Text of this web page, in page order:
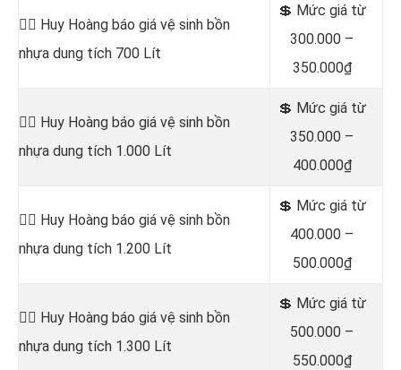
👷‍♂️ Huy Hoàng báo giá vệ sinh bồn
nhựa dung tích 700 Lít
💲 Mức giá từ
300.000 –
350.000₫
👷‍♂️ Huy Hoàng báo giá vệ sinh bồn
nhựa dung tích 1.000 Lít
💲 Mức giá từ
350.000 –
400.000₫
👷‍♂️ Huy Hoàng báo giá vệ sinh bồn
nhựa dung tích 1.200 Lít
💲 Mức giá từ
400.000 –
500.000₫
👷‍♂️ Huy Hoàng báo giá vệ sinh bồn
nhựa dung tích 1.300 Lít
💲 Mức giá từ
500.000 –
550.000₫